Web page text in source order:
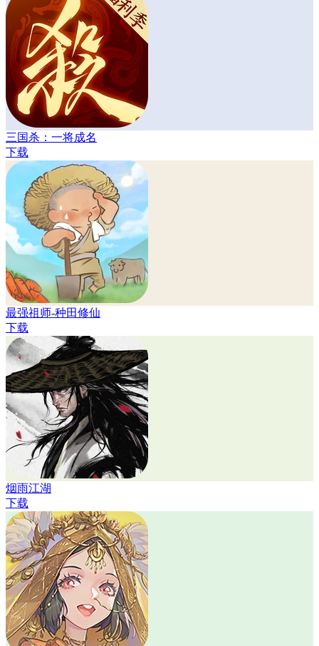
三国杀：一将成名
下载
最强祖师-种田修仙
下载
烟雨江湖
下载